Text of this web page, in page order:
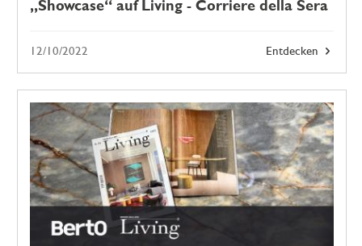
„Showcase“ auf Living - Corriere della Sera
Entdecken
12/10/2022